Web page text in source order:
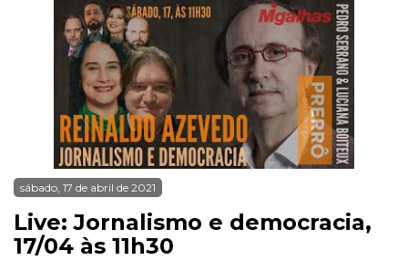
sábado, 17 de abril de 2021
Live: Jornalismo e democracia,
17/04 às 11h30